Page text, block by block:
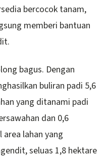
bercocok tanam,
memberi bantuan
bagus. Dengan
buliran padi 5,6
yang ditanami padi
dan 0,6
lahan yang
seluas 1,8 hektare